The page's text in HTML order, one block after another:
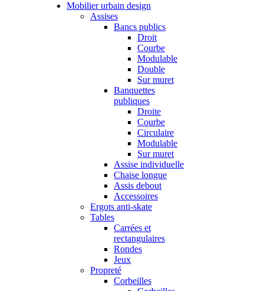
Mobilier urbain design
Assises
Bancs publics
Droit
Courbe
Modulable
Double
Sur muret
Banquettes
publiques
Droite
Courbe
Circulaire
Modulable
Sur muret
Assise individuelle
Chaise longue
Assis debout
Accessoires
Ergots anti-skate
Tables
Carrées et
rectangulaires
Rondes
Jeux
Propreté
Corbeilles